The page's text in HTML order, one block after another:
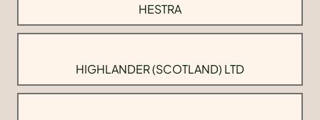
HESTRA
HIGHLANDER (SCOTLAND) LTD